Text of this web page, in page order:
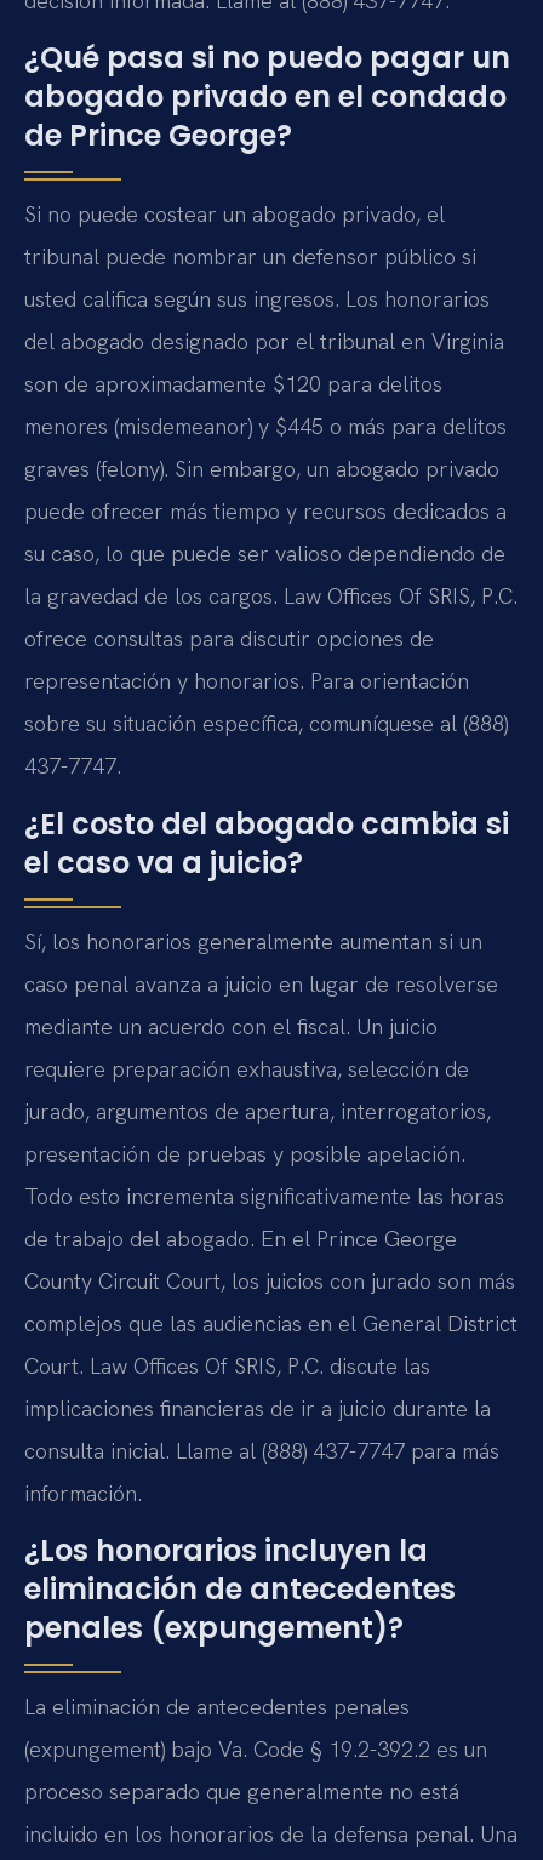
¿Qué pasa si no puedo pagar un
abogado privado en el condado
de Prince George?
Si no puede costear un abogado privado, el
tribunal puede nombrar un defensor público si
usted califica según sus ingresos. Los honorarios
del abogado designado por el tribunal en Virginia
son de aproximadamente $120 para delitos
menores (misdemeanor) y $445 o más para delitos
graves (felony). Sin embargo, un abogado privado
puede ofrecer más tiempo y recursos dedicados a
su caso, lo que puede ser valioso dependiendo de
la gravedad de los cargos. Law Offices Of SRIS, P.C.
ofrece consultas para discutir opciones de
representación y honorarios. Para orientación
sobre su situación específica, comuníquese al (888)
437-7747.
¿El costo del abogado cambia si
el caso va a juicio?
Sí, los honorarios generalmente aumentan si un
caso penal avanza a juicio en lugar de resolverse
mediante un acuerdo con el fiscal. Un juicio
requiere preparación exhaustiva, selección de
jurado, argumentos de apertura, interrogatorios,
presentación de pruebas y posible apelación.
Todo esto incrementa significativamente las horas
de trabajo del abogado. En el Prince George
County Circuit Court, los juicios con jurado son más
complejos que las audiencias en el General District
Court. Law Offices Of SRIS, P.C. discute las
implicaciones financieras de ir a juicio durante la
consulta inicial. Llame al (888) 437-7747 para más
información.
¿Los honorarios incluyen la
eliminación de antecedentes
penales (expungement)?
La eliminación de antecedentes penales
(expungement) bajo Va. Code § 19.2-392.2 es un
proceso separado que generalmente no está
incluido en los honorarios de la defensa penal. Una